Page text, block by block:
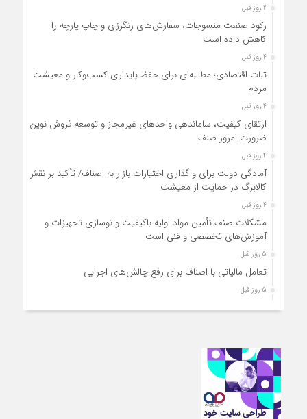
2 روز قبل
رکود صنعت منسوجات، سفارش‌های رنگرزی و چاپ پارچه را
کاهش داده است
4 روز قبل
ثبات اقتصادی؛ مطالبه‌ای برای حفظ پایداری کسب‌وکار و معیشت
مردم
4 روز قبل
ارتقای کیفیت، ساماندهی واحدهای غیرمجاز و توسعه فروش نوین،
ضرورت امروز صنف
4 روز قبل
آمادگی دولت برای واگذاری اختیارات بازار به اصناف/ تأکید بر نقش
کالابرگ در حمایت از معیشت
4 روز قبل
مشکلات صنف تأمین مواد اولیه باکیفیت و نوسازی تجهیزات و
آموزش‌های تخصصی و فنی است
5 روز قبل
تعامل مالیاتی با اصناف برای رفع چالش‌های اجرایی
5 روز قبل
توجه به دغدغه های اصناف، کلید حل مشکلات اقتصادی کشور
واحدهای مجاز انجام شود